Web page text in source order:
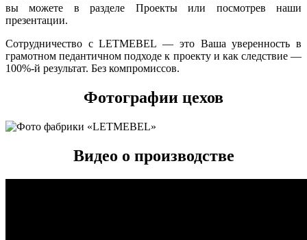
вы можете в разделе Проекты или посмотрев наши
презентации.
Сотрудничество с LETMEBEL — это Ваша уверенность в
грамотном педантичном подходе к проекту и как следствие —
100%-й результат. Без компромиссов.
Фотографии цехов
Видео о производстве